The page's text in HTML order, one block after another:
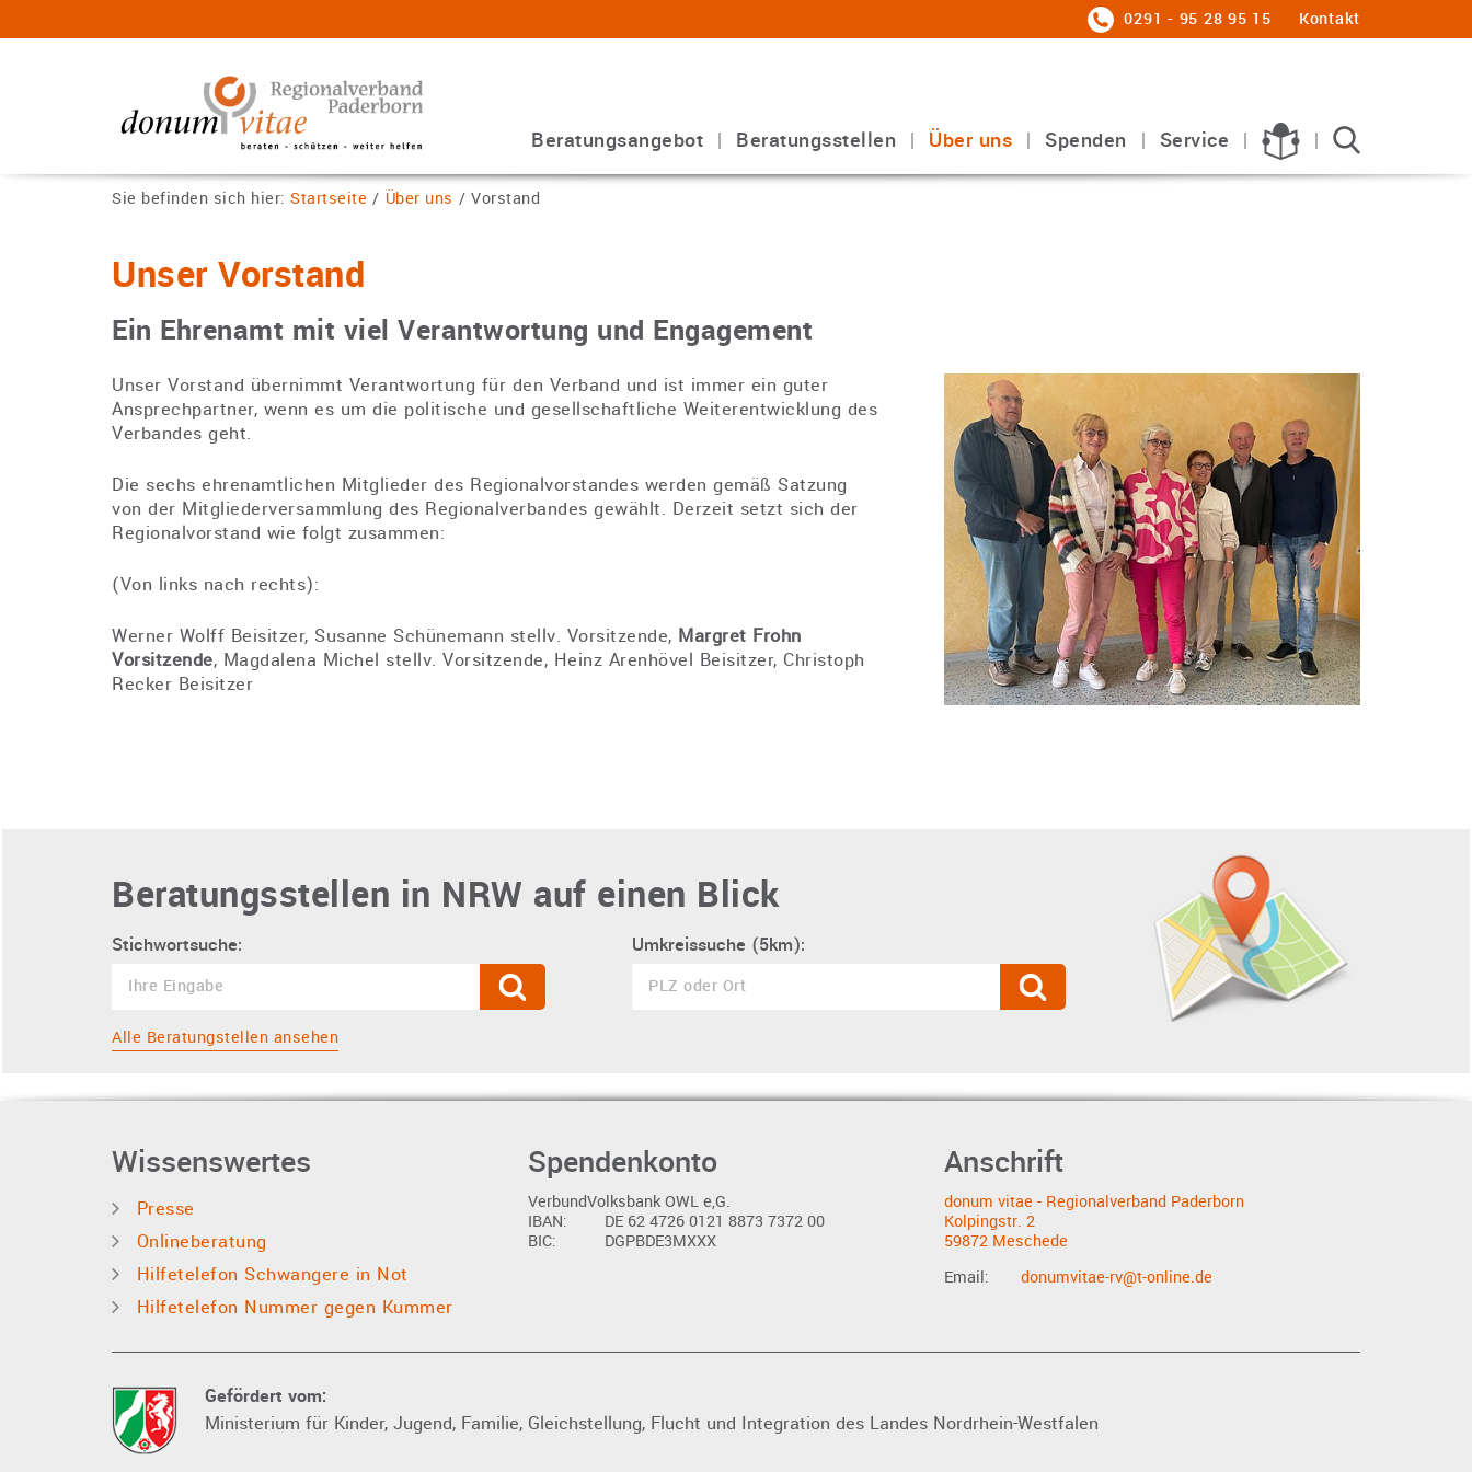
0291 - 95 28 95 15 Kontakt
Beratungsangebot Beratungsstellen Über uns Spenden Service
Sie befinden sich hier: Startseite / Über uns / Vorstand
Unser Vorstand
Ein Ehrenamt mit viel Verantwortung und Engagement
Unser Vorstand übernimmt Verantwortung für den Verband und ist immer ein guter
Ansprechpartner, wenn es um die politische und gesellschaftliche Weiterentwicklung des
Verbandes geht.
Die sechs ehrenamtlichen Mitglieder des Regionalvorstandes werden gemäß Satzung
von der Mitgliederversammlung des Regionalverbandes gewählt. Derzeit setzt sich der
Regionalvorstand wie folgt zusammen:
(Von links nach rechts):
Werner Wolff Beisitzer, Susanne Schünemann stellv. Vorsitzende, Margret Frohn
Vorsitzende, Magdalena Michel stellv. Vorsitzende, Heinz Arenhövel Beisitzer, Christoph
Recker Beisitzer
Beratungsstellen in NRW auf einen Blick
Stichwortsuche:
Alle Beratungstellen ansehen
Umkreissuche (5km):
Wissenswertes
Presse
Onlineberatung
Hilfetelefon Schwangere in Not
Hilfetelefon Nummer gegen Kummer
Spendenkonto
VerbundVolksbank OWL e,G.
IBAN:
DE 62 4726 0121 8873 7372 00
BIC:
DGPBDE3MXXX
Anschrift
donum vitae - Regionalverband Paderborn
Kolpingstr. 2
59872 Meschede
Email:
donumvitae-rv@t-online.de
Gefördert vom:
Ministerium für Kinder, Jugend, Familie, Gleichstellung, Flucht und Integration des Landes Nordrhein-Westfalen